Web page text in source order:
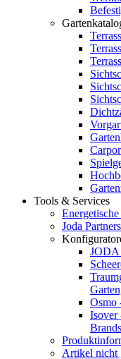
Tools & Services
Joda
JODA
Osmo
Isover
Artikel nicht